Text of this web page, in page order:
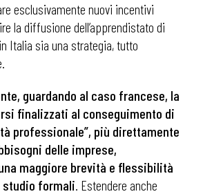
esclusivamente nuovi incentivi
la diffusione dell’apprendistato di
Italia sia una strategia, tutto
guardando al caso francese, la
finalizzati al conseguimento di
professionale”, più direttamente
delle imprese,
maggiore brevità e flessibilità
formali. Estendere anche